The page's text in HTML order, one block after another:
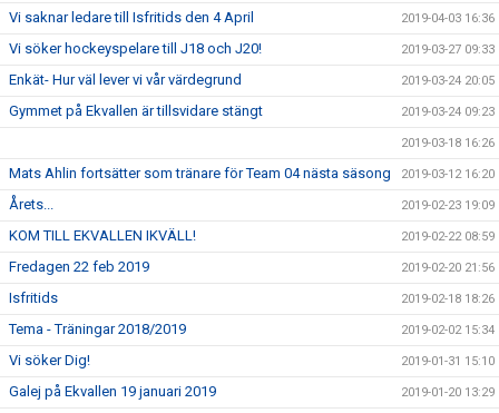
Vi saknar ledare till Isfritids den 4 April 2019-04-03 16:36
Vi söker hockeyspelare till J18 och J20! 2019-03-27 09:33
Enkät- Hur väl lever vi vår värdegrund 2019-03-24 20:05
Gymmet på Ekvallen är tillsvidare stängt 2019-03-24 09:23
2019-03-18 16:26
Mats Ahlin fortsätter som tränare för Team 04 nästa säsong 2019-03-12 16:20
Årets... 2019-02-23 19:09
KOM TILL EKVALLEN IKVÄLL! 2019-02-22 08:59
Fredagen 22 feb 2019 2019-02-20 21:56
Isfritids 2019-02-18 18:26
Tema - Träningar 2018/2019 2019-02-02 15:34
Vi söker Dig! 2019-01-31 15:10
Galej på Ekvallen 19 januari 2019 2019-01-20 13:29